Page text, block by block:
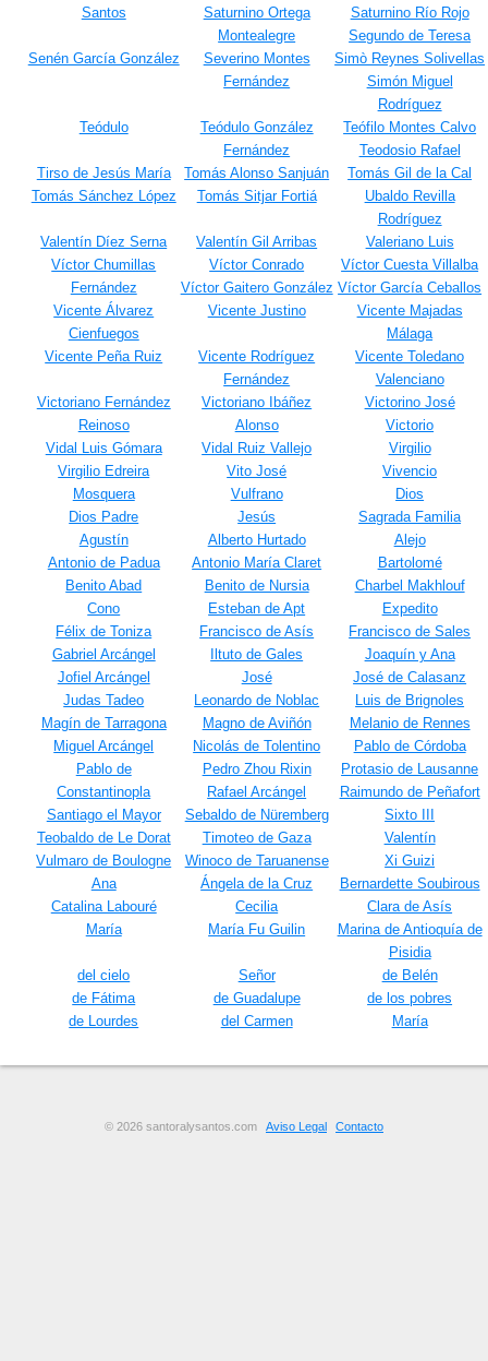
Santos
Saturnino Ortega
Montealegre
Saturnino Río Rojo
Segundo de Teresa
Senén García González
Severino Montes
Fernández
Simò Reynes Solivellas
Simón Miguel
Rodríguez
Teódulo
Teódulo González
Fernández
Teófilo Montes Calvo
Teodosio Rafael
Tirso de Jesús María
Tomás Alonso Sanjuán
Tomás Gil de la Cal
Tomás Sánchez López
Tomás Sitjar Fortiá
Ubaldo Revilla
Rodríguez
Valentín Díez Serna
Valentín Gil Arribas
Valeriano Luis
Víctor Chumillas
Fernández
Víctor Conrado
Víctor Cuesta Villalba
Víctor Gaitero González Víctor García Ceballos
Vicente Álvarez
Cienfuegos
Vicente Justino
Vicente Majadas
Málaga
Vicente Peña Ruiz
Vicente Rodríguez
Fernández
Vicente Toledano
Valenciano
Victoriano Fernández
Reinoso
Victoriano Ibáñez
Alonso
Victorino José
Victorio
Vidal Luis Gómara
Vidal Ruiz Vallejo
Virgilio
Virgilio Edreira
Mosquera
Vito José
Vivencio
Vulfrano
Dios
Dios Padre
Jesús
Sagrada Familia
Agustín
Alberto Hurtado
Alejo
Antonio de Padua
Antonio María Claret
Bartolomé
Benito Abad
Benito de Nursia
Charbel Makhlouf
Cono
Esteban de Apt
Expedito
Félix de Toniza
Francisco de Asís
Francisco de Sales
Gabriel Arcángel
Iltuto de Gales
Joaquín y Ana
Jofiel Arcángel
José
José de Calasanz
Judas Tadeo
Leonardo de Noblac
Luis de Brignoles
Magín de Tarragona
Magno de Aviñón
Melanio de Rennes
Miguel Arcángel
Nicolás de Tolentino
Pablo de Córdoba
Pablo de
Constantinopla
Pedro Zhou Rixin
Protasio de Lausanne
Rafael Arcángel
Raimundo de Peñafort
Santiago el Mayor
Sebaldo de Nüremberg
Sixto III
Teobaldo de Le Dorat
Timoteo de Gaza
Valentín
Vulmaro de Boulogne
Winoco de Taruanense
Xi Guizi
Ana
Ángela de la Cruz
Bernardette Soubirous
Catalina Labouré
Cecilia
Clara de Asís
María
María Fu Guilin
Marina de Antioquía de
Pisidia
del cielo
Señor
de Belén
de Fátima
de Guadalupe
de los pobres
de Lourdes
del Carmen María
© 2026 santoralysantos.com Aviso Legal Contacto